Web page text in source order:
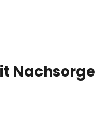
Nachsorge